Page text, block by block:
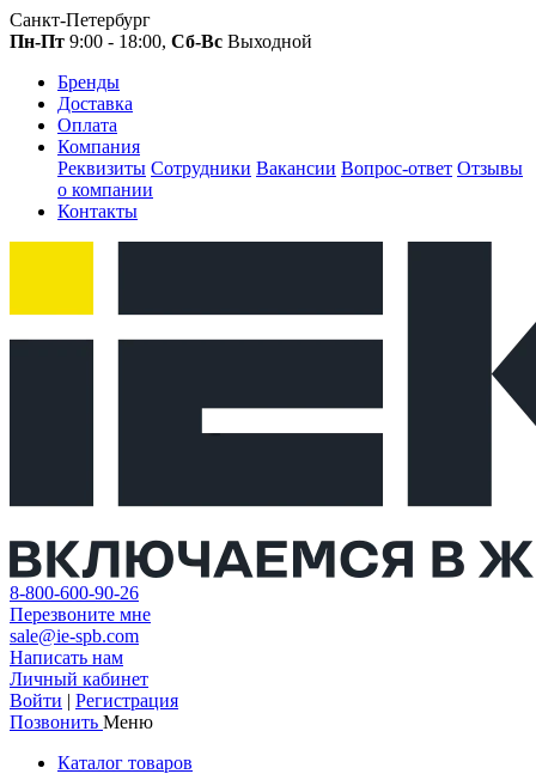
Санкт-Петербург
Пн-Пт 9:00 - 18:00, Сб-Вс Выходной
Бренды
Доставка
Оплата
Компания
Реквизиты Сотрудники Вакансии Вопрос-ответ Отзывы
о компании
Контакты
8-800-600-90-26
Перезвоните мне
sale@ie-spb.com
Написать нам
Личный кабинет
Войти | Регистрация
Позвонить Меню
Каталог товаров